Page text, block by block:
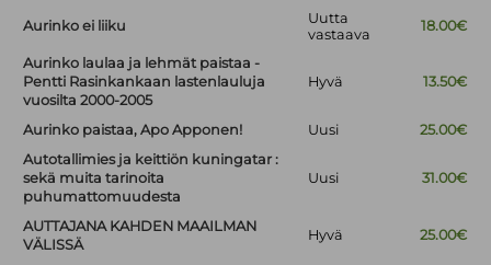
Aurinko ei liiku
Uutta
vastaava
18.00€
Aurinko laulaa ja lehmät paistaa -
Pentti Rasinkankaan lastenlauluja
vuosilta 2000-2005
Hyvä 13.50€
Aurinko paistaa, Apo Apponen! Uusi
25.00€
Autotallimies ja keittiön kuningatar :
sekä muita tarinoita
puhumattomuudesta
Uusi 31.00€
AUTTAJANA KAHDEN MAAILMAN
VÄLISSÄ
Hyvä 25.00€